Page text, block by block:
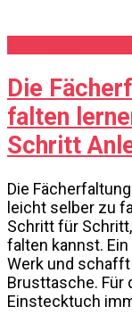
Die
falten
Schritt
Die
leicht selber zu
Schritt für
falten kannst.
Werk und
Brusttasche. Für
Einstecktuch